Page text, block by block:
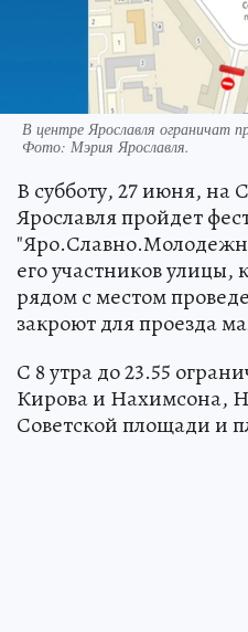
В центре Ярославля ограничат
Фото: Мэрия Ярославля.
В субботу, 27 июня, на
Ярославля пройдет
его участников улицы,
рядом с местом
закроют для проезда
С 8 утра до 23.55
Кирова и Нахимсона,
Советской площади и